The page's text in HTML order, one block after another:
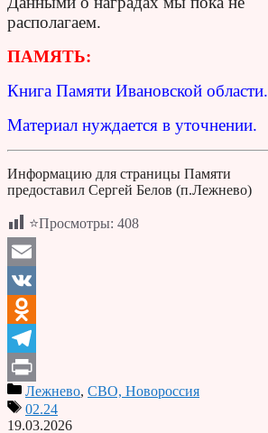
располагаем.
ПАМЯТЬ:
Книга Памяти Ивановской области.
Материал нуждается в уточнении.
Информацию для страницы Памяти
предоставил Сергей Белов (п.Лежнево)
⭐Просмотры: 408
Email
VK
Odnoklassniki
Telegram
PrintЛежнево, СВО, Новороссия
02.24
19.03.2026